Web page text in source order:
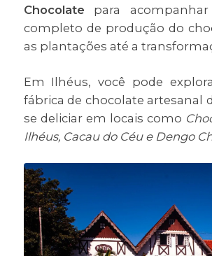
Chocolate para
completo de produção do
as plantações até a
Em Ilhéus, você pode
fábrica de chocolate artesanal
se deliciar em locais como
Ilhéus, Cacau do Céu e Dengo